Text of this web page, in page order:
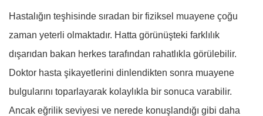
Hastalığın teşhisinde sıradan bir fiziksel muayene çoğu
zaman yeterli olmaktadır. Hatta görünüşteki farklılık
dışarıdan bakan herkes tarafından rahatlıkla görülebilir.
Doktor hasta şikayetlerini dinlendikten sonra muayene
bulgularını toparlayarak kolaylıkla bir sonuca varabilir.
Ancak eğrilik seviyesi ve nerede konuşlandığı gibi daha